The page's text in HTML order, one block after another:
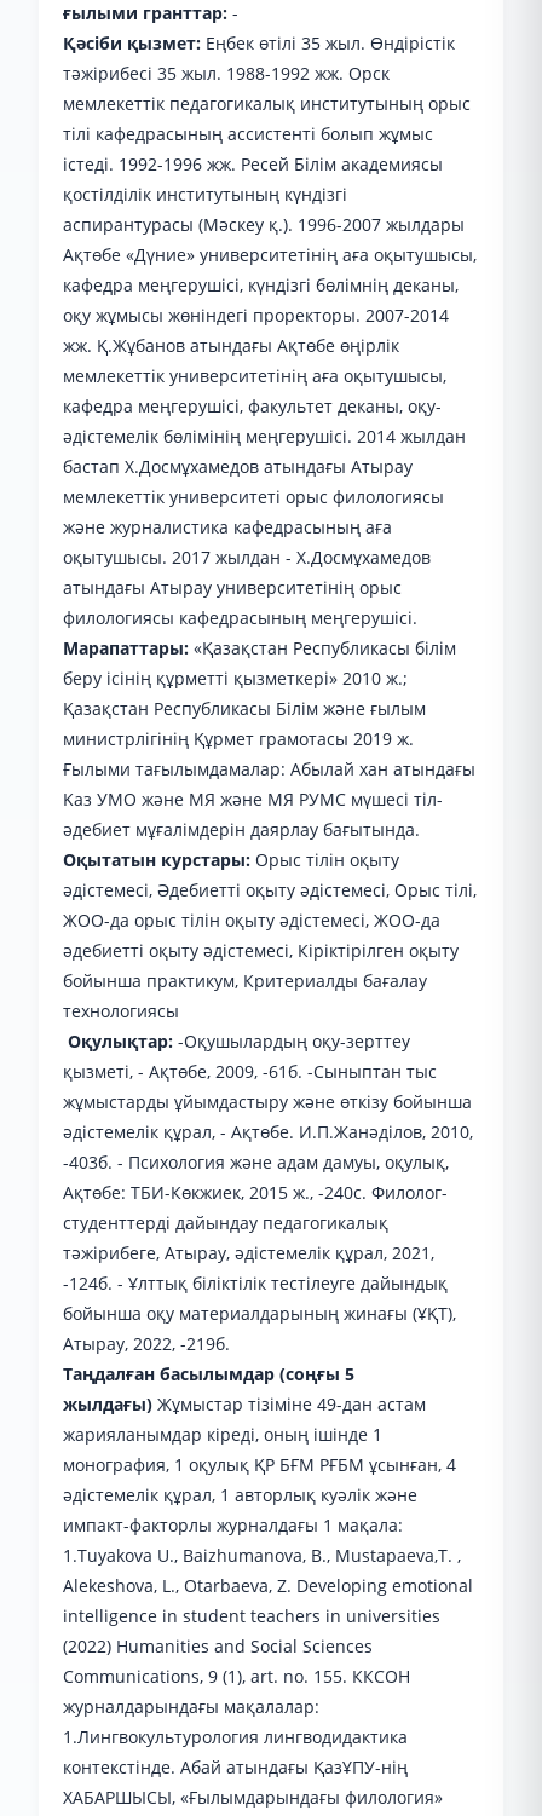
ғылыми гранттар: -
Қәсіби қызмет: Еңбек өтілі 35 жыл. Өндірістік
тәжірибесі 35 жыл. 1988-1992 жж. Орск
мемлекеттік педагогикалық институтының орыс
тілі кафедрасының ассистенті болып жұмыс
істеді. 1992-1996 жж. Ресей Білім академиясы
қостілділік институтының күндізгі
аспирантурасы (Мәскеу қ.). 1996-2007 жылдары
Ақтөбе «Дүние» университетінің аға оқытушысы,
кафедра меңгерушісі, күндізгі бөлімнің деканы,
оқу жұмысы жөніндегі проректоры. 2007-2014
жж. Қ.Жұбанов атындағы Ақтөбе өңірлік
мемлекеттік университетінің аға оқытушысы,
кафедра меңгерушісі, факультет деканы, оқу-
әдістемелік бөлімінің меңгерушісі. 2014 жылдан
бастап Х.Досмұхамедов атындағы Атырау
мемлекеттік университеті орыс филологиясы
және журналистика кафедрасының аға
оқытушысы. 2017 жылдан - Х.Досмұхамедов
атындағы Атырау университетінің орыс
филологиясы кафедрасының меңгерушісі.
Марапаттары: «Қазақстан Республикасы білім
беру ісінің құрметті қызметкері» 2010 ж.;
Қазақстан Республикасы Білім және ғылым
министрлігінің Құрмет грамотасы 2019 ж.
Ғылыми тағылымдамалар: Абылай хан атындағы
Kaз УMO және МЯ және MЯ РУМС мүшесі тіл-
әдебиет мұғалімдерін даярлау бағытында.
Оқытатын курстары: Орыс тілін оқыту
әдістемесі, Әдебиетті оқыту әдістемесі, Орыс тілі,
ЖОО-да орыс тілін оқыту әдістемесі, ЖОО-да
әдебиетті оқыту әдістемесі, Кіріктірілген оқыту
бойынша практикум, Критериалды бағалау
технологиясы
Оқулықтар: -Оқушылардың оқу-зерттеу
қызметі, - Ақтөбе, 2009, -61б. -Сыныптан тыс
жұмыстарды ұйымдастыру және өткізу бойынша
әдістемелік құрал, - Ақтөбе. И.П.Жанәділов, 2010,
-403б. - Психология және адам дамуы, оқулық,
Ақтөбе: ТБИ-Көкжиек, 2015 ж., -240с. Филолог-
студенттерді дайындау педагогикалық
тәжірибеге, Атырау, әдістемелік құрал, 2021,
-124б. - Ұлттық біліктілік тестілеуге дайындық
бойынша оқу материалдарының жинағы (ҰҚТ),
Атырау, 2022, -219б.
Таңдалған басылымдар (соңғы 5
жылдағы) Жұмыстар тізіміне 49-дан астам
жарияланымдар кіреді, оның ішінде 1
монография, 1 оқулық ҚР БҒМ РҒБМ ұсынған, 4
әдістемелік құрал, 1 авторлық куәлік және
импакт-факторлы журналдағы 1 мақала:
1.Tuyakova U., Baizhumanova, B., Mustapaeva,T. ,
Alekeshova, L., Otarbaeva, Z. Developing emotional
intelligence in student teachers in universities
(2022) Humanities and Social Sciences
Communications, 9 (1), art. no. 155. ККСОН
журналдарындағы мақалалар:
1.Лингвокультурология лингводидактика
контекстінде. Абай атындағы ҚазҰПУ-нің
ХАБАРШЫСЫ, «Ғылымдарындағы филология»